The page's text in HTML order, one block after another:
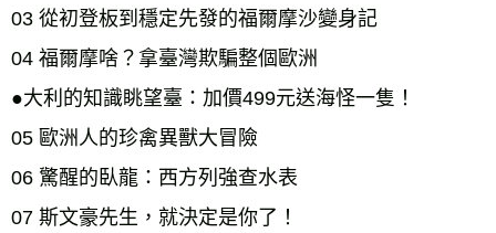
03 從初登板到穩定先發的福爾摩沙變身記
04 福爾摩啥？拿臺灣欺騙整個歐洲
●大利的知識眺望臺：加價499元送海怪一隻！
05 歐洲人的珍禽異獸大冒險
06 驚醒的臥龍：西方列強查水表
07 斯文豪先生，就決定是你了！